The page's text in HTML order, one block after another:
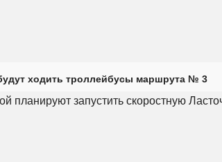
ходить троллейбусы маршрута № 3